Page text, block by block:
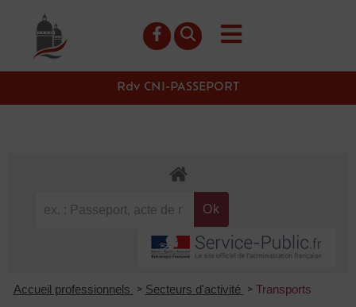
principal
Rdv CNI-PASSEPORT
Accueil professionnels > Secteurs d'activité > Transports